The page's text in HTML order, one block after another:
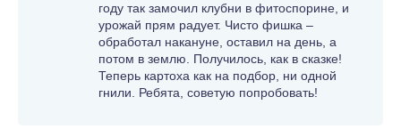
году так замочил клубни в фитоспорине, и
урожай прям радует. Чисто фишка –
обработал накануне, оставил на день, а
потом в землю. Получилось, как в сказке!
Теперь картоха как на подбор, ни одной
гнили. Ребята, советую попробовать!